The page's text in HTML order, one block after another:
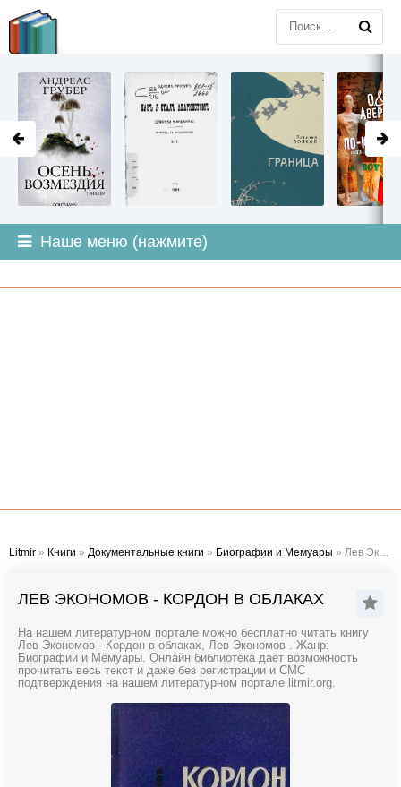
Наше меню (нажмите)
Litmir » Книги » Документальные книги » Биографии и Мемуары » Лев Экономов - Кордон в облаках
ЛЕВ ЭКОНОМОВ - КОРДОН В ОБЛАКАХ
На нашем литературном портале можно бесплатно читать книгу
Лев Экономов - Кордон в облаках, Лев Экономов . Жанр:
Биографии и Мемуары. Онлайн библиотека дает возможность
прочитать весь текст и даже без регистрации и СМС
подтверждения на нашем литературном портале litmir.org.
LITMIR.ORG